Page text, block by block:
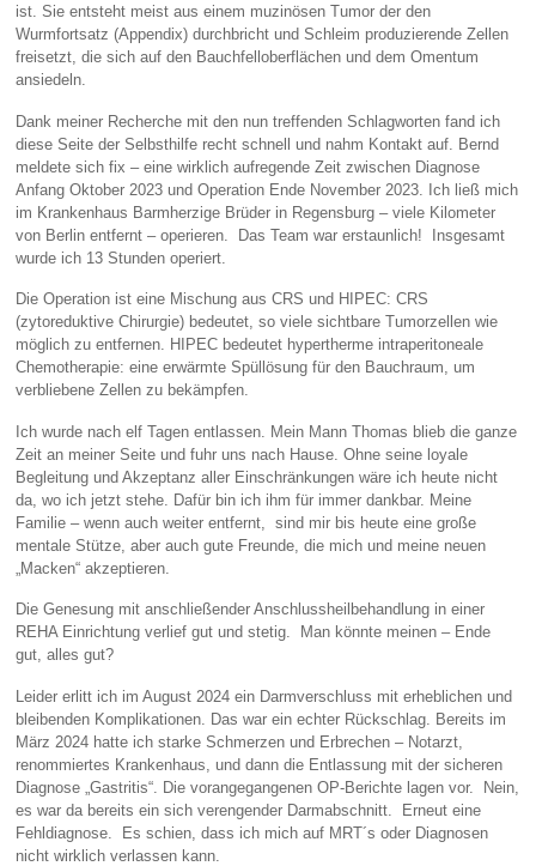
ist. Sie entsteht meist aus einem muzinösen Tumor der den
Wurmfortsatz (Appendix) durchbricht und Schleim produzierende Zellen
freisetzt, die sich auf den Bauchfelloberflächen und dem Omentum
ansiedeln.
Dank meiner Recherche mit den nun treffenden Schlagworten fand ich
diese Seite der Selbsthilfe recht schnell und nahm Kontakt auf. Bernd
meldete sich fix – eine wirklich aufregende Zeit zwischen Diagnose
Anfang Oktober 2023 und Operation Ende November 2023. Ich ließ mich
im Krankenhaus Barmherzige Brüder in Regensburg – viele Kilometer
von Berlin entfernt – operieren. Das Team war erstaunlich! Insgesamt
wurde ich 13 Stunden operiert.
Die Operation ist eine Mischung aus CRS und HIPEC: CRS
(zytoreduktive Chirurgie) bedeutet, so viele sichtbare Tumorzellen wie
möglich zu entfernen. HIPEC bedeutet hypertherme intraperitoneale
Chemotherapie: eine erwärmte Spüllösung für den Bauchraum, um
verbliebene Zellen zu bekämpfen.
Ich wurde nach elf Tagen entlassen. Mein Mann Thomas blieb die ganze
Zeit an meiner Seite und fuhr uns nach Hause. Ohne seine loyale
Begleitung und Akzeptanz aller Einschränkungen wäre ich heute nicht
da, wo ich jetzt stehe. Dafür bin ich ihm für immer dankbar. Meine
Familie – wenn auch weiter entfernt, sind mir bis heute eine große
mentale Stütze, aber auch gute Freunde, die mich und meine neuen
„Macken“ akzeptieren.
Die Genesung mit anschließender Anschlussheilbehandlung in einer
REHA Einrichtung verlief gut und stetig. Man könnte meinen – Ende
gut, alles gut?
Leider erlitt ich im August 2024 ein Darmverschluss mit erheblichen und
bleibenden Komplikationen. Das war ein echter Rückschlag. Bereits im
März 2024 hatte ich starke Schmerzen und Erbrechen – Notarzt,
renommiertes Krankenhaus, und dann die Entlassung mit der sicheren
Diagnose „Gastritis“. Die vorangegangenen OP-Berichte lagen vor. Nein,
es war da bereits ein sich verengender Darmabschnitt. Erneut eine
Fehldiagnose. Es schien, dass ich mich auf MRT´s oder Diagnosen
nicht wirklich verlassen kann.